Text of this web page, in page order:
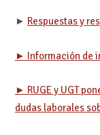
► Respuestas y
► Información de
► RUGE y UGT
dudas laborales